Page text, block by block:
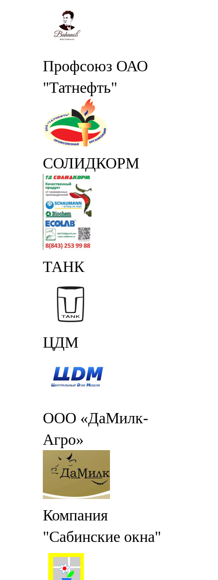
Профсоюз ОАО
"Татнефть"
СОЛИДКОРМ
ТАНК
ЦДМ
ООО «ДаМилк-
Агро»
Компания
"Сабинские окна"